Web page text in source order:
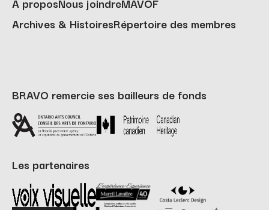
Archives & HistoiresRépertoire des membres
BRAVO remercie ses bailleurs de fonds
Les partenaires